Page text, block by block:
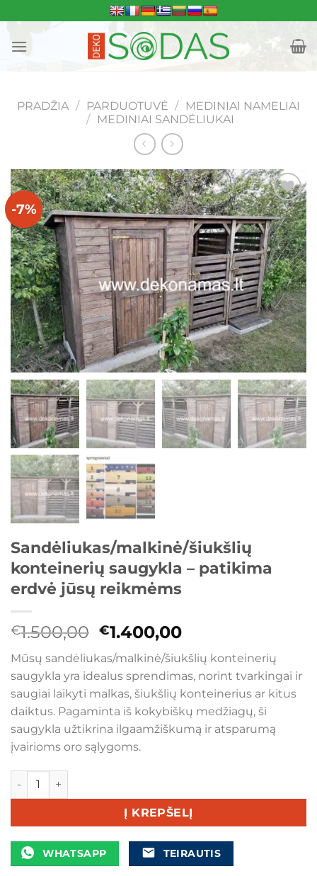
to
content
PRADŽIA / PARDUOTUVĖ /
MEDINIAI NAMELIAI
/
MEDINIAI SANDĖLIUKAI
-7% Mėgstamiausias
Sandėliukas/malkinė/šiukšlių
konteinerių saugykla – patikima
erdvė jūsų reikmėms
€1.500,00 Original
price
was:
€1.500,00.
€1.400,00Current
price
is:
€1.400,00.
Mūsų sandėliukas/malkinė/šiukšlių konteinerių
saugykla yra idealus sprendimas, norint tvarkingai ir
saugiai laikyti malkas, šiukšlių konteinerius ar kitus
daiktus. Pagaminta iš kokybiškų medžiagų, ši
saugykla užtikrina ilgaamžiškumą ir atsparumą
įvairioms oro sąlygoms.
produkto kiekis: Sandėliukas/malkinė/šiukšlių
Į KREPŠELĮ
WHATSAPP TEIRAUTIS